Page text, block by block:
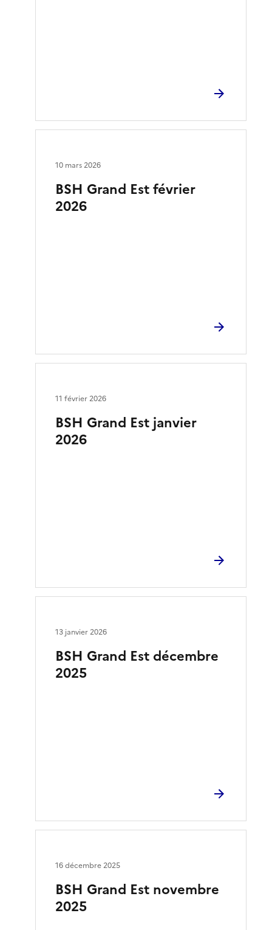
BSH Grand Est février
2026
10 mars 2026
BSH Grand Est janvier
2026
11 février 2026
BSH Grand Est décembre
2025
13 janvier 2026
BSH Grand Est novembre
2025
16 décembre 2025